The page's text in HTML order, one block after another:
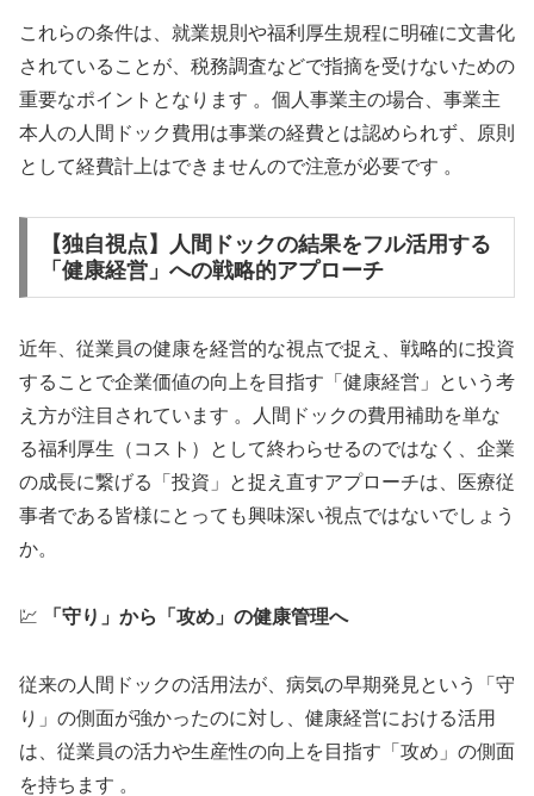
これらの条件は、就業規則や福利厚生規程に明確に文書化
されていることが、税務調査などで指摘を受けないための
重要なポイントとなります 。個人事業主の場合、事業主
本人の人間ドック費用は事業の経費とは認められず、原則
として経費計上はできませんので注意が必要です 。
【独自視点】人間ドックの結果をフル活用する
「健康経営」への戦略的アプローチ
近年、従業員の健康を経営的な視点で捉え、戦略的に投資
することで企業価値の向上を目指す「健康経営」という考
え方が注目されています 。人間ドックの費用補助を単な
る福利厚生（コスト）として終わらせるのではなく、企業
の成長に繋げる「投資」と捉え直すアプローチは、医療従
事者である皆様にとっても興味深い視点ではないでしょう
か。
💹 「守り」から「攻め」の健康管理へ
従来の人間ドックの活用法が、病気の早期発見という「守
り」の側面が強かったのに対し、健康経営における活用
は、従業員の活力や生産性の向上を目指す「攻め」の側面
を持ちます 。